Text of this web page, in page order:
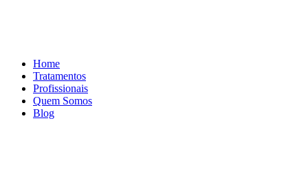
Home
Tratamentos
Profissionais
Quem Somos
Blog